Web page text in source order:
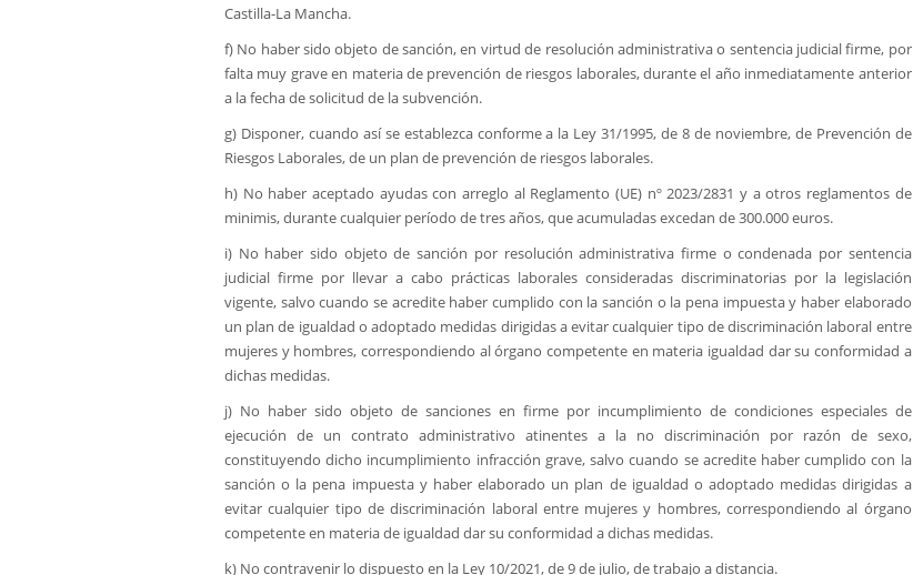
Castilla-La Mancha.
f) No haber sido objeto de sanción, en virtud de resolución administrativa o sentencia judicial firme, por
falta muy grave en materia de prevención de riesgos laborales, durante el año inmediatamente anterior
a la fecha de solicitud de la subvención.
g) Disponer, cuando así se establezca conforme a la Ley 31/1995, de 8 de noviembre, de Prevención de
Riesgos Laborales, de un plan de prevención de riesgos laborales.
h) No haber aceptado ayudas con arreglo al Reglamento (UE) nº 2023/2831 y a otros reglamentos de
minimis, durante cualquier período de tres años, que acumuladas excedan de 300.000 euros.
i) No haber sido objeto de sanción por resolución administrativa firme o condenada por sentencia
judicial firme por llevar a cabo prácticas laborales consideradas discriminatorias por la legislación
vigente, salvo cuando se acredite haber cumplido con la sanción o la pena impuesta y haber elaborado
un plan de igualdad o adoptado medidas dirigidas a evitar cualquier tipo de discriminación laboral entre
mujeres y hombres, correspondiendo al órgano competente en materia igualdad dar su conformidad a
dichas medidas.
j) No haber sido objeto de sanciones en firme por incumplimiento de condiciones especiales de
ejecución de un contrato administrativo atinentes a la no discriminación por razón de sexo,
constituyendo dicho incumplimiento infracción grave, salvo cuando se acredite haber cumplido con la
sanción o la pena impuesta y haber elaborado un plan de igualdad o adoptado medidas dirigidas a
evitar cualquier tipo de discriminación laboral entre mujeres y hombres, correspondiendo al órgano
competente en materia de igualdad dar su conformidad a dichas medidas.
k) No contravenir lo dispuesto en la Ley 10/2021, de 9 de julio, de trabajo a distancia.